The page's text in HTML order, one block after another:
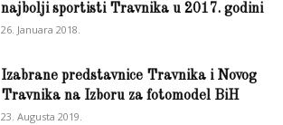
najbolji sportisti Travnika u 2017. godini
26. Januara 2018.
Izabrane predstavnice Travnika i Novog
Travnika na Izboru za fotomodel BiH
23. Augusta 2019.